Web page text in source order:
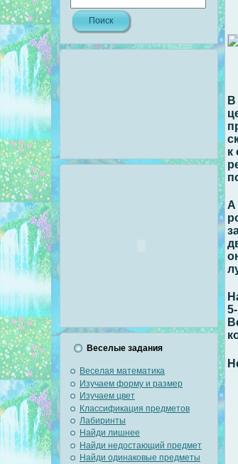
Веселые задания
Веселая математика
Изучаем форму и размер
Изучаем цвет
Классификация предметов
Лабиринты
Найди лишнее
Найди недостающий предмет
Найди одинаковые предметы
к
А